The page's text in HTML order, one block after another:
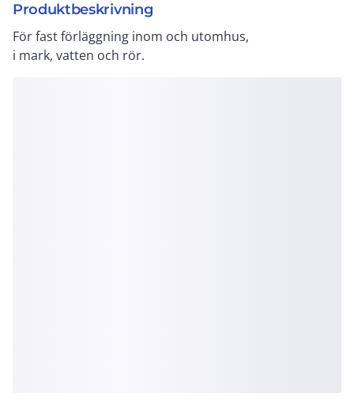
Produktbeskrivning
För fast förläggning inom och utomhus,
i mark, vatten och rör.